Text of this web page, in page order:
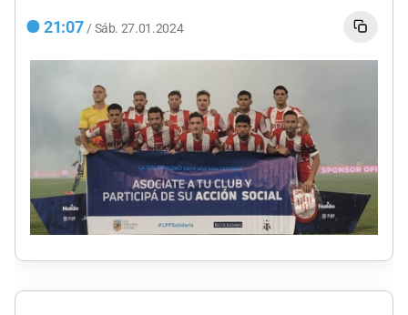
21:07 / Sáb. 27.01.2024